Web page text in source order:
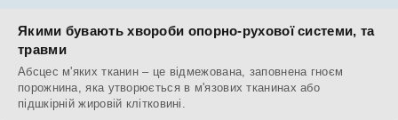
Якими бувають хвороби опорно-рухової системи, та
травми
Абсцес м'яких тканин – це відмежована, заповнена гноєм
порожнина, яка утворюється в м'язових тканинах або
підшкірній жировій клітковині.